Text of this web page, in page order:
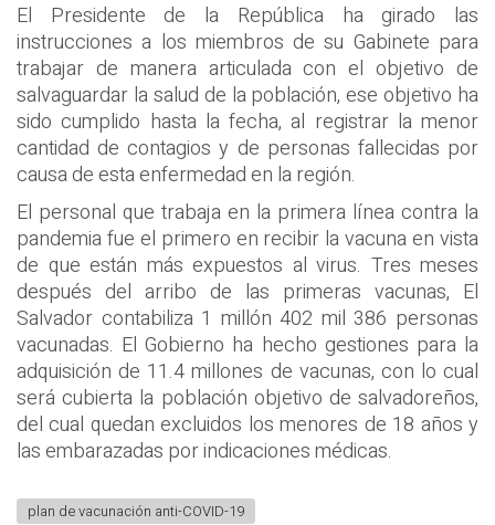
El Presidente de la República ha girado las
instrucciones a los miembros de su Gabinete para
trabajar de manera articulada con el objetivo de
salvaguardar la salud de la población, ese objetivo ha
sido cumplido hasta la fecha, al registrar la menor
cantidad de contagios y de personas fallecidas por
causa de esta enfermedad en la región.
El personal que trabaja en la primera línea contra la
pandemia fue el primero en recibir la vacuna en vista
de que están más expuestos al virus. Tres meses
después del arribo de las primeras vacunas, El
Salvador contabiliza 1 millón 402 mil 386 personas
vacunadas. El Gobierno ha hecho gestiones para la
adquisición de 11.4 millones de vacunas, con lo cual
será cubierta la población objetivo de salvadoreños,
del cual quedan excluidos los menores de 18 años y
las embarazadas por indicaciones médicas.
plan de vacunación anti-COVID-19